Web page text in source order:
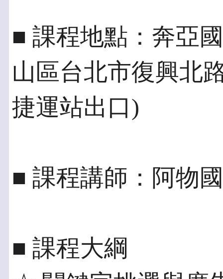
■ 課程地點：奔亞
山區台北市復興北
捷運站出口)
■ 課程講師：阿物
■ 課程大綱